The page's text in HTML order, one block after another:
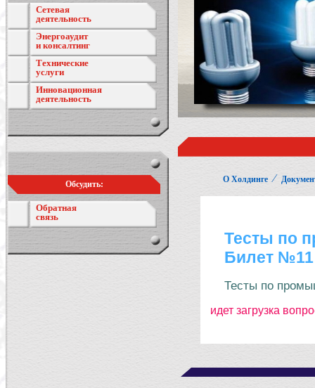
Сетевая
деятельность
Энергоаудит
и консалтинг
Технические
услуги
Инновационная
деятельность
Обсудить:
Обратная
связь
О Холдинге ⁄